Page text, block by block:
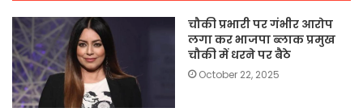
चौकी प्रभारी पर गंभीर आरोप
लगा कर भाजपा ब्लाक प्रमुख
चौकी में धरने पर बैठे
October 22, 2025